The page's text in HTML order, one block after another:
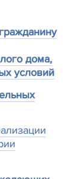
дома,
условий